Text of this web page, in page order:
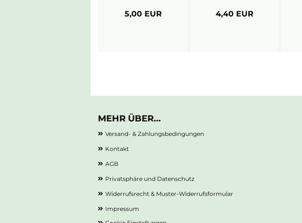
5,00 EUR 4,40 EUR
MEHR ÜBER...
Versand- & Zahlungsbedingungen
Kontakt
AGB
Privatsphäre und Datenschutz
Widerrufsrecht & Muster-Widerrufsformular
Impressum